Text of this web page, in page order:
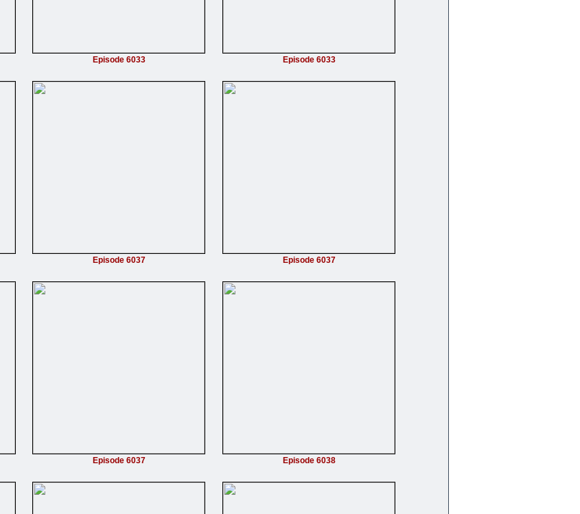
Episode 6033 Episode 6033
Episode 6037 Episode 6037
Episode 6037 Episode 6038